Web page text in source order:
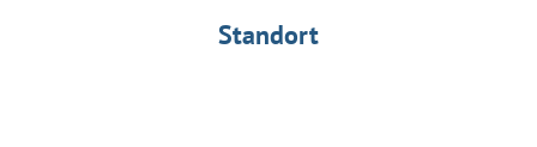
Standort